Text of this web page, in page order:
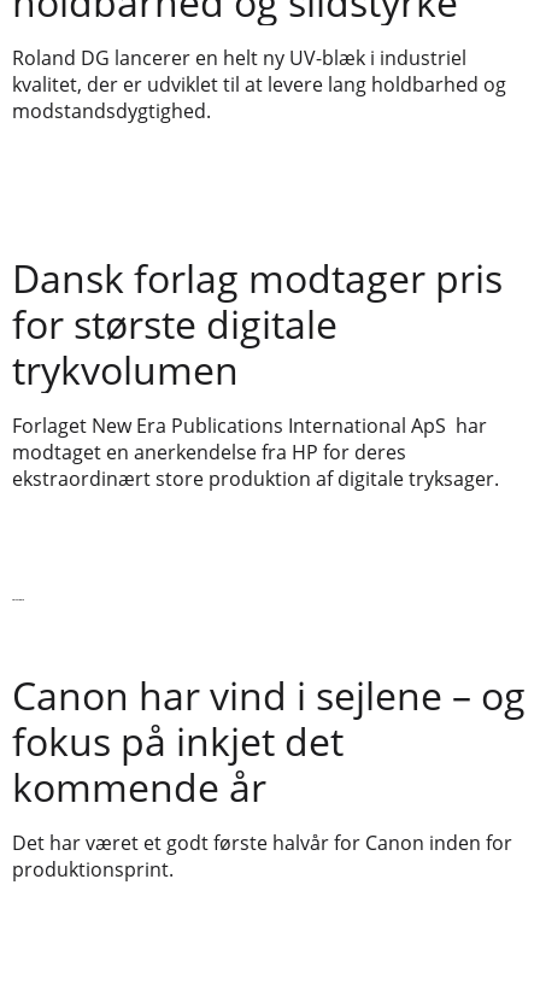
Roland DG lancerer en helt ny UV-blæk i industriel
kvalitet, der er udviklet til at levere lang holdbarhed og
modstandsdygtighed.
Dansk forlag modtager pris
for største digitale
trykvolumen
Forlaget New Era Publications International ApS har
modtaget en anerkendelse fra HP for deres
ekstraordinært store produktion af digitale tryksager.
Canon har vind i sejlene – og
fokus på inkjet det
kommende år
Det har været et godt første halvår for Canon inden for
produktionsprint.